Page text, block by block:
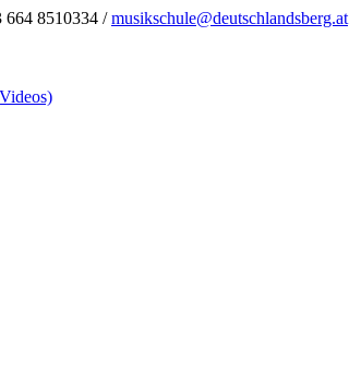
664 8510334 /musikschule@deutschlandsberg.at